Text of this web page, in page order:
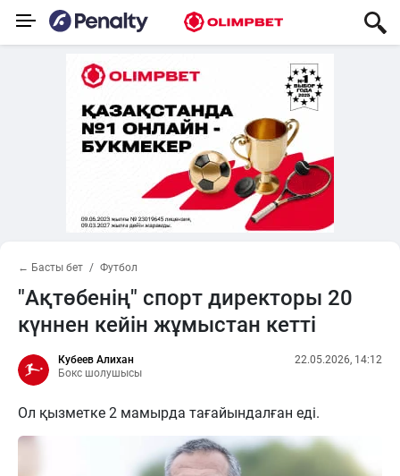
← Басты бет Футбол
"Ақтөбенің" спорт директоры 20
күннен кейін жұмыстан кетті
Кубеев Алихан
Бокс шолушысы
22.05.2026, 14:12
Ол қызметке 2 мамырда тағайындалған еді.